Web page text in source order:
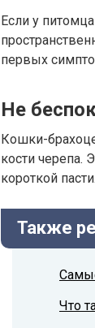
Если у
первых
Не
Кошки-
кости черепа.
короткой
Также
Что